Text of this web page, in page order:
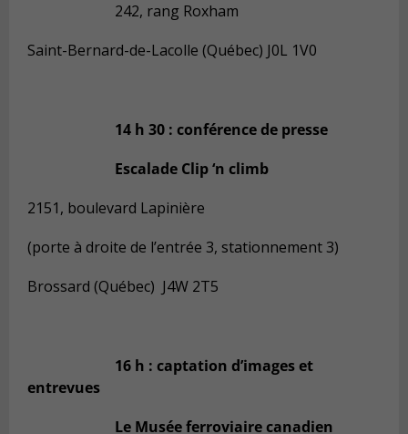
242, rang Roxham
Saint-Bernard-de-Lacolle (Québec) J0L 1V0
14 h 30 : conférence de presse
Escalade Clip ‘n climb
2151, boulevard Lapinière
(porte à droite de l’entrée 3, stationnement 3)
Brossard (Québec) J4W 2T5
16 h : captation d’images et
entrevues
Le Musée ferroviaire canadien